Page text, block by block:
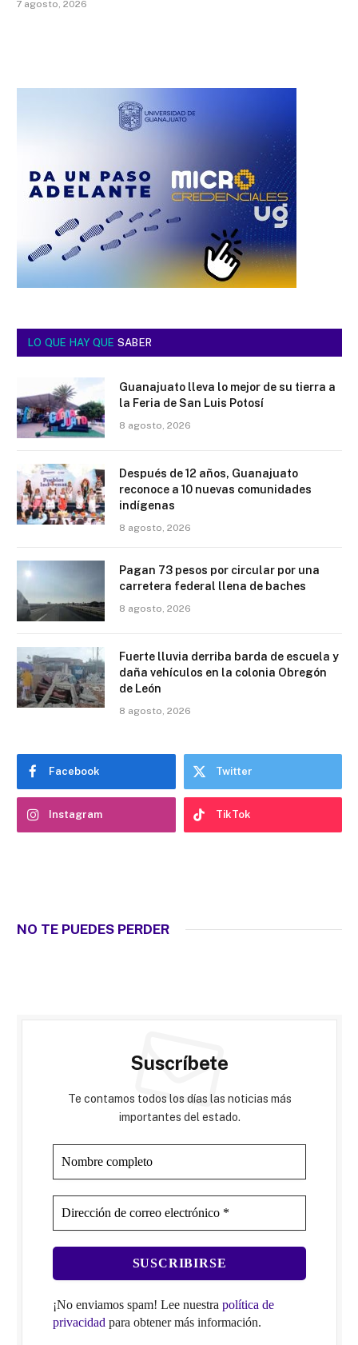
7 agosto, 2026
LO QUE HAY QUE SABER
Guanajuato lleva lo mejor de su tierra a
la Feria de San Luis Potosí
8 agosto, 2026
Después de 12 años, Guanajuato
reconoce a 10 nuevas comunidades
indígenas
8 agosto, 2026
Pagan 73 pesos por circular por una
carretera federal llena de baches
8 agosto, 2026
Fuerte lluvia derriba barda de escuela y
daña vehículos en la colonia Obregón
de León
8 agosto, 2026
Facebook Twitter
Instagram TikTok
NO TE PUEDES PERDER
Suscríbete
Te contamos todos los días las noticias más
importantes del estado.
¡No enviamos spam! Lee nuestra política de
privacidad para obtener más información.